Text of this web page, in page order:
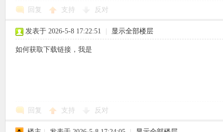
回复 支持 反对
发表于 2026-5-8 17:22:51 显示全部楼层
如何获取下载链接，我是
回复 支持 反对